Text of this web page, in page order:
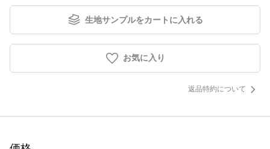
生地サンプルをカートに入れる
お気に入り
返品特約について